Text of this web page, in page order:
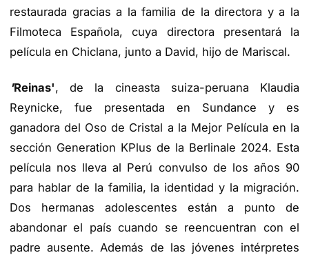
restaurada gracias a la familia de la directora y a la
Filmoteca Española, cuya directora presentará la
película en Chiclana, junto a David, hijo de Mariscal.
'Reinas', de la cineasta suiza-peruana Klaudia
Reynicke, fue presentada en Sundance y es
ganadora del Oso de Cristal a la Mejor Película en la
sección Generation KPlus de la Berlinale 2024. Esta
película nos lleva al Perú convulso de los años 90
para hablar de la familia, la identidad y la migración.
Dos hermanas adolescentes están a punto de
abandonar el país cuando se reencuentran con el
padre ausente. Además de las jóvenes intérpretes